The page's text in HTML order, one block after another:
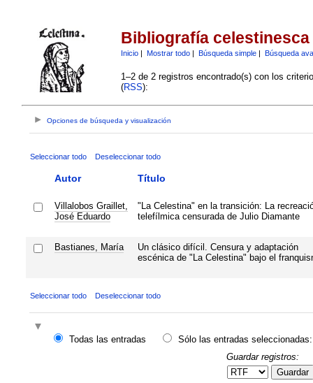
Bibliografía celestinesca
Inicio| Mostrar todo| Búsqueda simple| Búsqueda
1–2 de 2 registros encontrado(s) con los
(RSS):
Opciones de búsqueda y visualización
Seleccionar todo Deseleccionar todo
Autor Título
Villalobos Graillet,
José Eduardo
"La Celestina" en la transición: La
telefílmica censurada de Julio Diamante
Bastianes, María
Un clásico difícil. Censura y adaptación
escénica de "La Celestina" bajo el
Seleccionar todo Deseleccionar todo
Todas las entradas
Sólo las entradas seleccionadas:
Guardar registros:
Guardar